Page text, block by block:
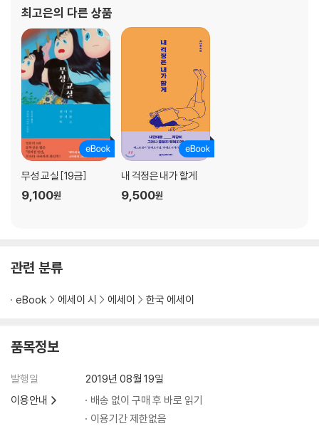
· 살아내기 ·108
· 갈래길 ·110
· 너는 너만 생각해 ·112
· 예뻐요, 어디서도 ·114
· ‘내 사람’ 구별하기 ·116
· 자연스러운 것 ·118
· 늦었다고 생각될 때 ·120
· 한마디 ·124
· 표현하세요 ·126
· 단순하게 생각하기 ·128
· 예쁜 거 보고 가세요 ·130
· 할 일 ·132
3_ 행복을 만날 준비가 되었나요?
· 오늘의 뜻 ·142
· 좋은 이기심 ·150
· 안아주세요 ·152
· 생각 바꾸기 ·154
최고은의 다른 상품
무성 교실 [19금]
9,100원
내 걱정은 내가 할게
9,500원
관련 분류
eBook 에세이 시 에세이 한국 에세이
품목정보
발행일
2019년 08월 19일
이용안내
배송 없이 구매 후 바로 읽기
이용기간 제한없음